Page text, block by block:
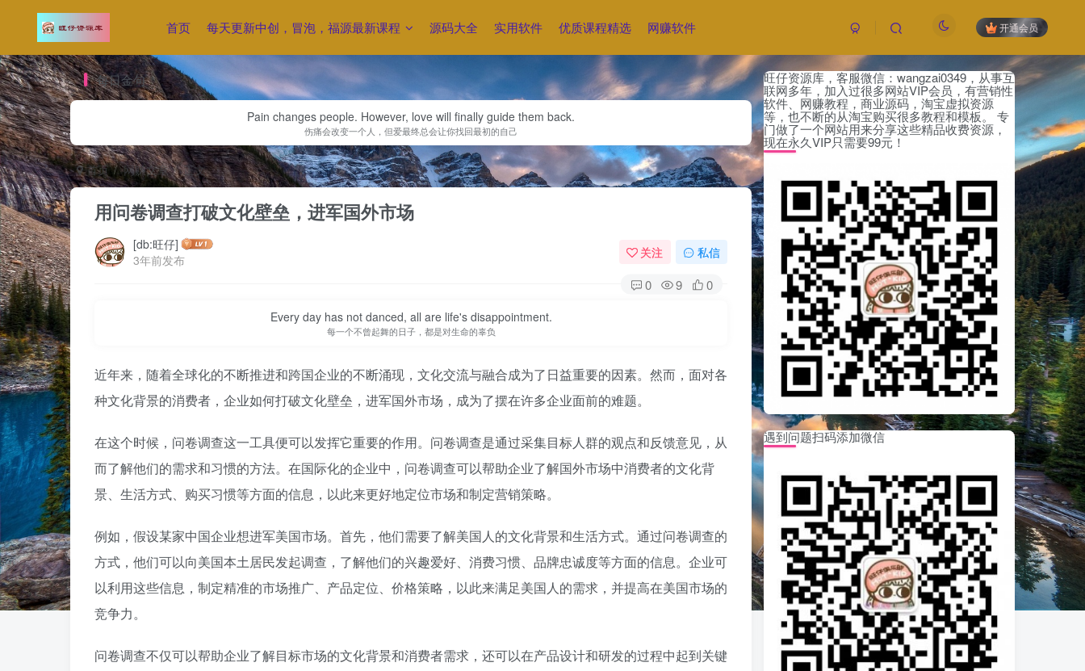
首页 每天更新中创，冒泡，福源最新课程 源码大全 实用软件 优质课程精选 网赚软件 开通会员
每日金句
Pain changes people. However, love will finally guide them back.
伤痛会改变一个人，但爱最终总会让你找回最初的自己
首页 网赚文章 正文
用问卷调查打破文化壁垒，进军国外市场
[db:旺仔]
3年前发布
关注 私信
0 9 0
Every day has not danced, all are life's disappointment.
每一个不曾起舞的日子，都是对生命的辜负
近年来，随着全球化的不断推进和跨国企业的不断涌现，文化交流与融合成为了日益重要的因素。然而，面对各
种文化背景的消费者，企业如何打破文化壁垒，进军国外市场，成为了摆在许多企业面前的难题。
在这个时候，问卷调查这一工具便可以发挥它重要的作用。问卷调查是通过采集目标人群的观点和反馈意见，从
而了解他们的需求和习惯的方法。在国际化的企业中，问卷调查可以帮助企业了解国外市场中消费者的文化背
景、生活方式、购买习惯等方面的信息，以此来更好地定位市场和制定营销策略。
例如，假设某家中国企业想进军美国市场。首先，他们需要了解美国人的文化背景和生活方式。通过问卷调查的
方式，他们可以向美国本土居民发起调查，了解他们的兴趣爱好、消费习惯、品牌忠诚度等方面的信息。企业可
以利用这些信息，制定精准的市场推广、产品定位、价格策略，以此来满足美国人的需求，并提高在美国市场的
竞争力。
问卷调查不仅可以帮助企业了解目标市场的文化背景和消费者需求，还可以在产品设计和研发的过程中起到关键
旺仔资源库，客服微信：wangzai0349，从事互
联网多年，加入过很多网站VIP会员，有营销性
软件、网赚教程，商业源码，淘宝虚拟资源
等，也不断的从淘宝购买很多教程和模板。 专
门做了一个网站用来分享这些精品收费资源，
现在永久VIP只需要99元！
遇到问题扫码添加微信